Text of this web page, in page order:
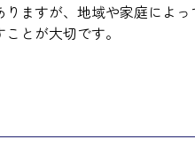
ますが、地域や家庭によ
とが大切です。